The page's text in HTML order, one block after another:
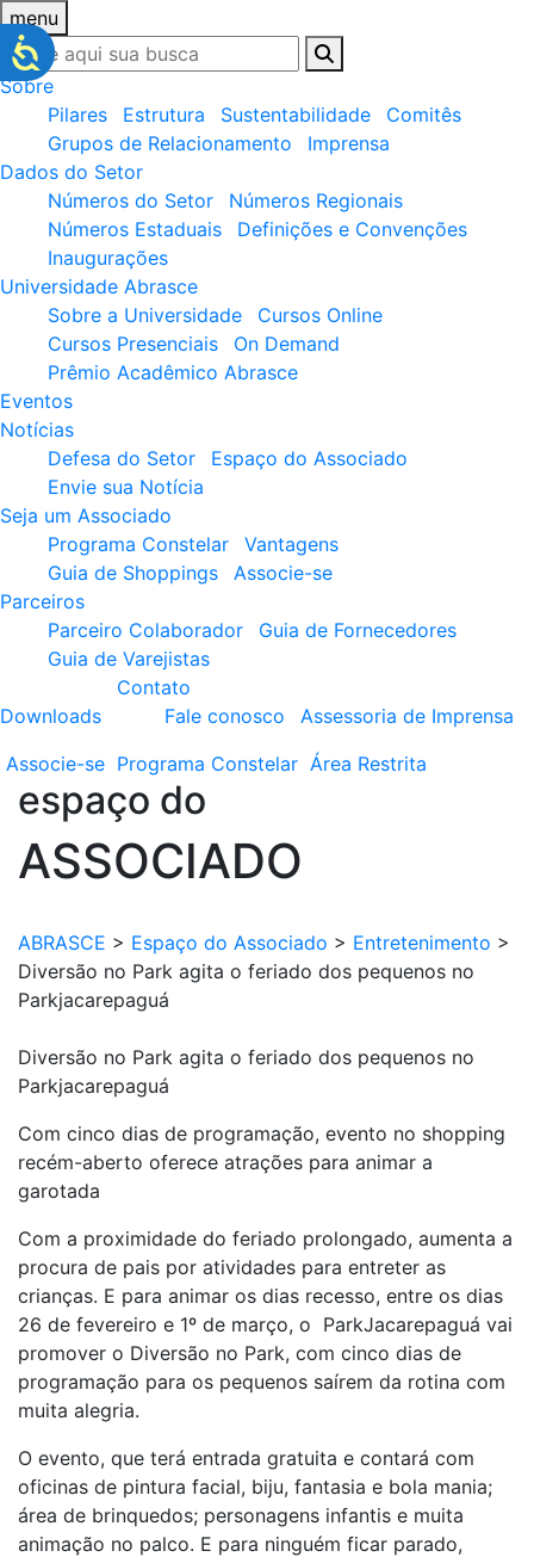
menu
Sobre
Pilares
Estrutura Sustentabilidade
Comitês
Grupos de Relacionamento
Imprensa
Dados do Setor
Números do Setor
Números Regionais
Números Estaduais
Definições e Convenções
Inaugurações
Universidade Abrasce
Sobre a Universidade
Cursos Online
Cursos Presenciais
On Demand
Prêmio Acadêmico Abrasce
Eventos
Notícias
Defesa do Setor
Espaço do Associado
Envie sua Notícia
Seja um Associado
Programa Constelar
Vantagens
Guia de Shoppings
Associe-se
Parceiros
Parceiro Colaborador
Guia de Fornecedores
Guia de Varejistas
Downloads
Contato
Fale conosco
Assessoria de Imprensa
Associe-se Programa Constelar Área Restrita
espaço do
ASSOCIADO
ABRASCE > Espaço do Associado > Entretenimento >
Diversão no Park agita o feriado dos pequenos no
Parkjacarepaguá
Diversão no Park agita o feriado dos pequenos no
Parkjacarepaguá
Com cinco dias de programação, evento no shopping
recém-aberto oferece atrações para animar a
garotada
Com a proximidade do feriado prolongado, aumenta a
procura de pais por atividades para entreter as
crianças. E para animar os dias recesso, entre os dias
26 de fevereiro e 1º de março, o ParkJacarepaguá vai
promover o Diversão no Park, com cinco dias de
programação para os pequenos saírem da rotina com
muita alegria.
O evento, que terá entrada gratuita e contará com
oficinas de pintura facial, biju, fantasia e bola mania;
área de brinquedos; personagens infantis e muita
animação no palco. E para ninguém ficar parado,